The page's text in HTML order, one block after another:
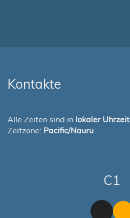
Kontakte
Alle Zeiten sind in lokaler Uhrzeit
Zeitzone: Pacific/Nauru
C1